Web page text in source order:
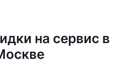
на сервис в